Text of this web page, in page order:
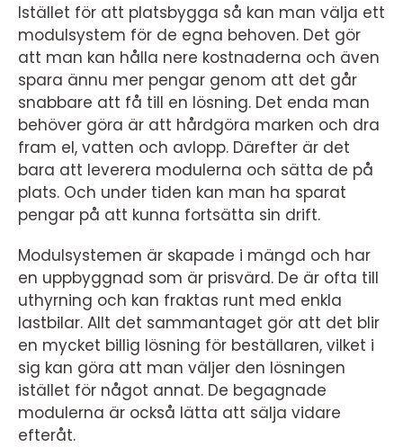
Istället för att platsbygga så kan man välja ett
modulsystem för de egna behoven. Det gör
att man kan hålla nere kostnaderna och även
spara ännu mer pengar genom att det går
snabbare att få till en lösning. Det enda man
behöver göra är att hårdgöra marken och dra
fram el, vatten och avlopp. Därefter är det
bara att leverera modulerna och sätta de på
plats. Och under tiden kan man ha sparat
pengar på att kunna fortsätta sin drift.
Modulsystemen är skapade i mängd och har
en uppbyggnad som är prisvärd. De är ofta till
uthyrning och kan fraktas runt med enkla
lastbilar. Allt det sammantaget gör att det blir
en mycket billig lösning för beställaren, vilket i
sig kan göra att man väljer den lösningen
istället för något annat. De begagnade
modulerna är också lätta att sälja vidare
efteråt.